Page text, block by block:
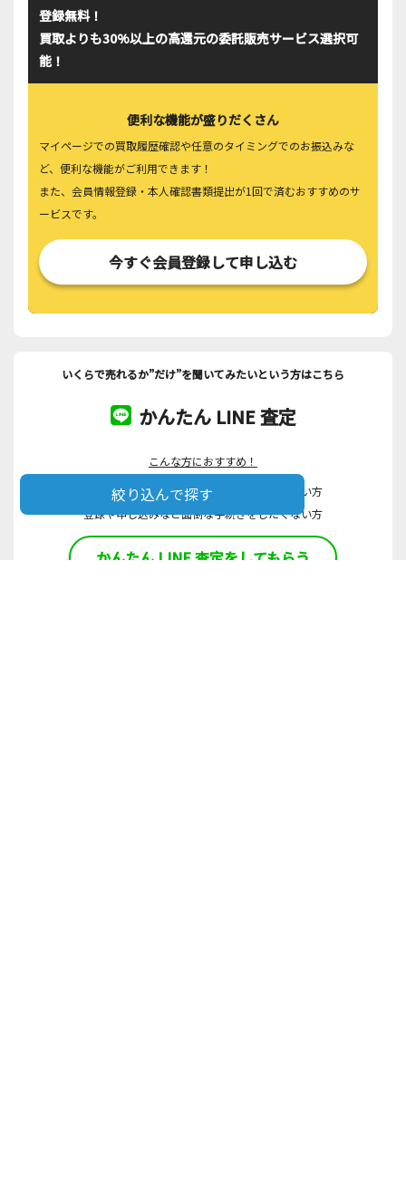
絞り込んで探す
登録無料！
買取よりも30%以上の高還元の委託販売サービス選択可
能！
便利な機能が盛りだくさん
マイページでの買取履歴確認や任意のタイミングでのお振込みな
ど、便利な機能がご利用できます！
また、会員情報登録・本人確認書類提出が1回で済むおすすめのサ
ービスです。
今すぐ会員登録して申し込む
いくらで売れるか”だけ”を聞いてみたいという方はこちら
かんたん LINE 査定
こんな方におすすめ！
まずはいくらで買い取れそうなのかを聞きたい方
登録や申し込みなど面倒な手続きをしたくない方
かんたん LINE 査定をしてもらう